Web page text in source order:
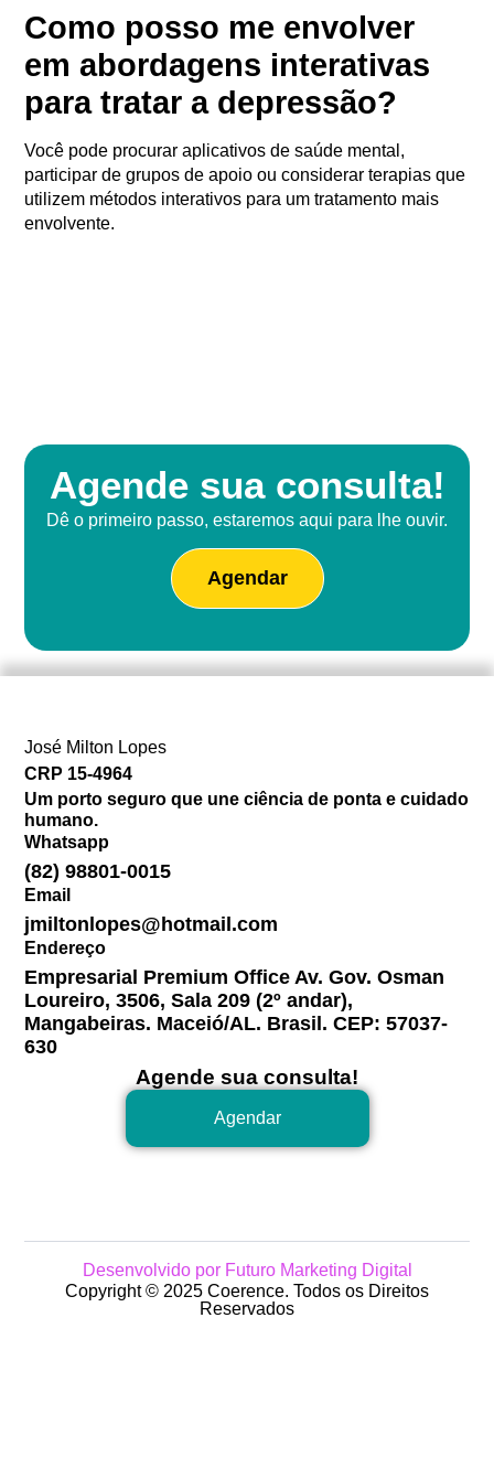
Como posso me envolver
em abordagens interativas
para tratar a depressão?
Você pode procurar aplicativos de saúde mental,
participar de grupos de apoio ou considerar terapias que
utilizem métodos interativos para um tratamento mais
envolvente.
Agende sua consulta!
Dê o primeiro passo, estaremos aqui para lhe ouvir.
Agendar
José Milton Lopes​
CRP 15-4964
Um porto seguro que une ciência de ponta e cuidado
humano.
Whatsapp
(82) 98801-0015
Email
jmiltonlopes@hotmail.com
Endereço
Empresarial Premium Office Av. Gov. Osman
Loureiro, 3506, Sala 209 (2º andar),
Mangabeiras. Maceió/AL. Brasil. CEP: 57037-
630
Agende sua consulta!
Agendar
Desenvolvido por Futuro Marketing Digital
Copyright © 2025 Coerence. Todos os Direitos
Reservados